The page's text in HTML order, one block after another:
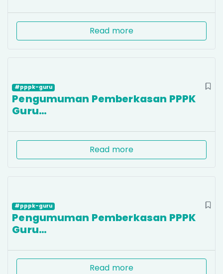
Read more
#pppk-guru
Pengumuman Pemberkasan PPPK
Guru…
Read more
#pppk-guru
Pengumuman Pemberkasan PPPK
Guru…
Read more